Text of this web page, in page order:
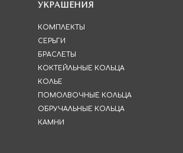
КОМПЛЕКТЫ
ПОМОЛВОЧНЫЕ КОЛЬЦА
ОБРУЧАЛЬНЫЕ КОЛЬЦА
КАМНИ
УКРАШЕНИЯ
СЕРЬГИ
БРАСЛЕТЫ
КОКТЕЙЛЬНЫЕ КОЛЬЦА
КОЛЬЕ